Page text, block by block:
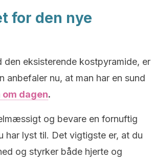
for den nye
eksisterende kostpyramide, er
anbefaler nu, at man har en sund
dagen.
og bevare en fornuftig
lyst til. Det vigtigste er, at du
og styrker både hjerte og